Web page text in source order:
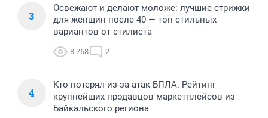
3
Освежают и делают моложе: лучшие стрижки
для женщин после 40 — топ стильных
вариантов от стилиста
8 768 2
4
Кто потерял из-за атак БПЛА. Рейтинг
крупнейших продавцов маркетплейсов из
Байкальского региона